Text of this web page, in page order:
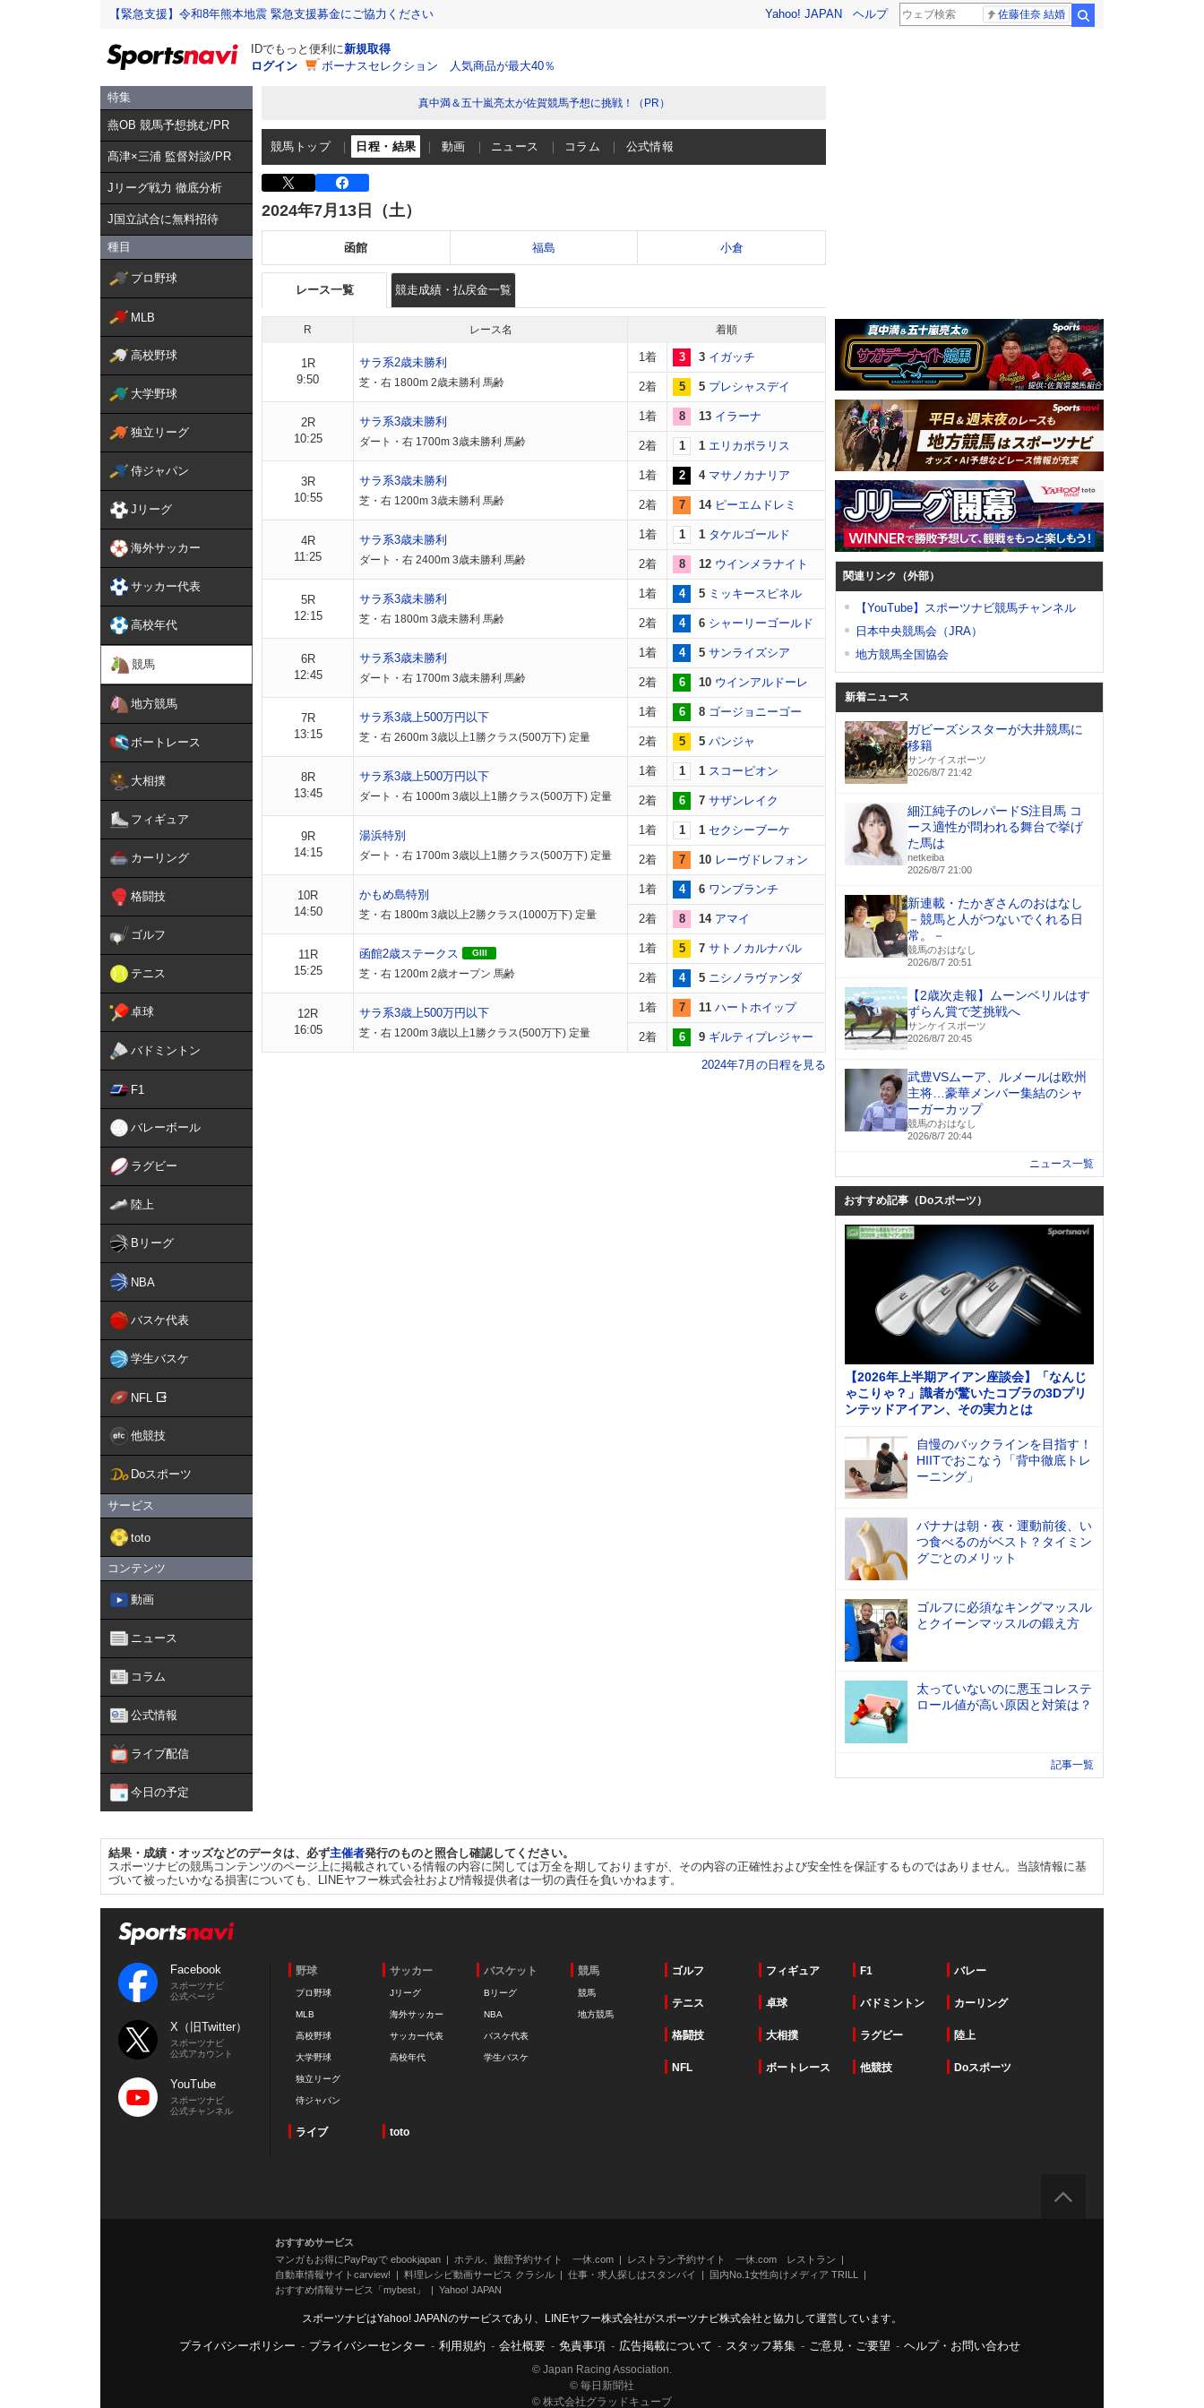
【緊急支援】令和8年熊本地震 緊急支援募金にご協力ください Yahoo! JAPAN ヘルプ 佐藤佳奈 結婚
IDでもっと便利に新規取得
ログイン
ボーナスセレクション 人気商品が最大40％
特集
燕OB 競馬予想挑む/PR
髙津×三浦 監督対談/PR
Jリーグ戦力 徹底分析
J国立試合に無料招待
種目
プロ野球
MLB
高校野球
大学野球
独立リーグ
侍ジャパン
Jリーグ
海外サッカー
サッカー代表
高校年代
競馬
地方競馬
ボートレース
大相撲
フィギュア
カーリング
格闘技
ゴルフ
テニス
卓球
バドミントン
F1
バレーボール
ラグビー
陸上
Bリーグ
NBA
バスケ代表
学生バスケ
NFL
他競技
Doスポーツ
サービス
toto
コンテンツ
動画
ニュース
コラム
公式情報
ライブ配信
今日の予定
真中満＆五十嵐亮太が佐賀競馬予想に挑戦！（PR）
競馬トップ 日程・結果 動画 ニュース コラム 公式情報
2024年7月13日（土）
函館 福島 小倉
レース一覧 競走成績・払戻金一覧
R レース名 着順
1R
9:50
サラ系2歳未勝利
芝・右 1800m 2歳未勝利 馬齢
1着 3 3 イガッチ
2着 5 5 プレシャスデイ
2R
10:25
サラ系3歳未勝利
ダート・右 1700m 3歳未勝利 馬齢
1着 8 13 イラーナ
2着 1 1 エリカポラリス
3R
10:55
サラ系3歳未勝利
芝・右 1200m 3歳未勝利 馬齢
1着 2 4 マサノカナリア
2着 7 14 ピーエムドレミ
4R
11:25
サラ系3歳未勝利
ダート・右 2400m 3歳未勝利 馬齢
1着 1 1 タケルゴールド
2着 8 12 ウインメラナイト
5R
12:15
サラ系3歳未勝利
芝・右 1800m 3歳未勝利 馬齢
1着 4 5 ミッキースピネル
2着 4 6 シャーリーゴールド
6R
12:45
サラ系3歳未勝利
ダート・右 1700m 3歳未勝利 馬齢
1着 4 5 サンライズシア
2着 6 10 ウインアルドーレ
7R
13:15
サラ系3歳上500万円以下
芝・右 2600m 3歳以上1勝クラス(500万下) 定量
1着 6 8 ゴージョニーゴー
2着 5 5 パンジャ
8R
13:45
サラ系3歳上500万円以下
ダート・右 1000m 3歳以上1勝クラス(500万下) 定量
1着 1 1 スコーピオン
2着 6 7 サザンレイク
9R
14:15
湯浜特別
ダート・右 1700m 3歳以上1勝クラス(500万下) 定量
1着 1 1 セクシーブーケ
2着 7 10 レーヴドレフォン
10R
14:50
かもめ島特別
芝・右 1800m 3歳以上2勝クラス(1000万下) 定量
1着 4 6 ワンブランチ
2着 8 14 アマイ
11R
15:25
函館2歳ステークス GIII
芝・右 1200m 2歳オープン 馬齢
1着 5 7 サトノカルナバル
2着 4 5 ニシノラヴァンダ
12R
16:05
サラ系3歳上500万円以下
芝・右 1200m 3歳以上1勝クラス(500万下) 定量
1着 7 11 ハートホイップ
2着 6 9 ギルティプレジャー
2024年7月の日程を見る
関連リンク（外部）
【YouTube】スポーツナビ競馬チャンネル
日本中央競馬会（JRA）
地方競馬全国協会
新着ニュース
ガビーズシスターが大井競馬に
移籍
サンケイスポーツ
2026/8/7 21:42
細江純子のレパードS注目馬 コ
ース適性が問われる舞台で挙げ
た馬は
netkeiba
2026/8/7 21:00
新連載・たかぎさんのおはなし
－競馬と人がつないでくれる日
常。－
競馬のおはなし
2026/8/7 20:51
【2歳次走報】ムーンベリルはす
ずらん賞で芝挑戦へ
サンケイスポーツ
2026/8/7 20:45
武豊VSムーア、ルメールは欧州
主将…豪華メンバー集結のシャ
ーガーカップ
競馬のおはなし
2026/8/7 20:44
ニュース一覧
おすすめ記事（Doスポーツ）
【2026年上半期アイアン座談会】「なんじ
ゃこりゃ？」識者が驚いたコブラの3Dプリ
ンテッドアイアン、その実力とは
自慢のバックラインを目指す！
HIITでおこなう「背中徹底トレ
ーニング」
バナナは朝・夜・運動前後、い
つ食べるのがベスト？タイミン
グごとのメリット
ゴルフに必須なキングマッスル
とクイーンマッスルの鍛え方
太っていないのに悪玉コレステ
ロール値が高い原因と対策は？
記事一覧
結果・成績・オッズなどのデータは、必ず主催者発行のものと照合し確認してください。
スポーツナビの競馬コンテンツのページ上に掲載されている情報の内容に関しては万全を期しておりますが、その内容の正確性および安全性を保証するものではありません。当該情報に基
づいて被ったいかなる損害についても、LINEヤフー株式会社および情報提供者は一切の責任を負いかねます。
Facebook
スポーツナビ
公式ページ
X（旧Twitter）
スポーツナビ
公式アカウント
YouTube
スポーツナビ
公式チャンネル
野球
プロ野球
MLB
高校野球
大学野球
独立リーグ
侍ジャパン
サッカー
Jリーグ
海外サッカー
サッカー代表
高校年代
バスケット
Bリーグ
NBA
バスケ代表
学生バスケ
競馬
競馬
地方競馬
ゴルフ フィギュア F1 バレー
テニス 卓球 バドミントン カーリング
格闘技 大相撲 ラグビー 陸上
NFL ボートレース 他競技 Doスポーツ
ライブ toto
おすすめサービス
マンガもお得にPayPayで ebookjapan
ホテル、旅館予約サイト 一休.com
レストラン予約サイト 一休.com レストラン
自動車情報サイトcarview!
料理レシピ動画サービス クラシル 仕事・求人探しはスタンバイ
国内No.1女性向けメディア TRILL
おすすめ情報サービス「mybest」
Yahoo! JAPAN
スポーツナビはYahoo! JAPANのサービスであり、LINEヤフー株式会社がスポーツナビ株式会社と協力して運営しています。
プライバシーポリシー - プライバシーセンター - 利用規約 - 会社概要 - 免責事項 - 広告掲載について - スタッフ募集 - ご意見・ご要望 - ヘルプ・お問い合わせ
© Japan Racing Association.
© 毎日新聞社
© 株式会社グラッドキューブ